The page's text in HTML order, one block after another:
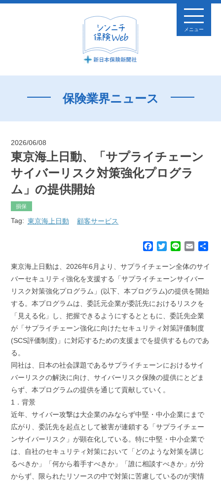
メニュー
保険業界ニュース
2026/06/08
東京海上日動、「サプライチェーン
サイバーリスク対策強化プログラ
ム」の提供開始
損保
Tag: 東京海上日動 顧客サービス
c
e
o
o
k
T
i
e
r
n
e
E
a
i
東京海上日動は、2026年6月より、サプライチェーン全体のサイ
バーセキュリティ強化を支援する「サプライチェーンサイバー
リスク対策強化プログラム」(以下、本プログラム)の提供を開始
する。本プログラムは、委託元企業が委託先におけるリスクを
「見える化」し、把握できるようにするとともに、委託先企業
が「サプライチェーン強化に向けたセキュリティ対策評価制度
(SCS評価制度)」に対応するための支援までを提供するものであ
る。
同社は、日本の社会課題であるサプライチェーンにおけるサイ
バーリスクの解決に向け、サイバーリスク保険の提供にとどま
らず、本プログラムの提供を通じて貢献していく。
1．背景
近年、サイバー攻撃は大企業のみならず中堅・中小企業にまで
広がり、委託先を起点として被害が連鎖する「サプライチェー
ンサイバーリスク」が顕在化している。特に中堅・中小企業で
は、自社のセキュリティ対策において「どのような対策を講じ
るべきか」「何から着手すべきか」「誰に相談すべきか」が分
からず、限られたリソースの中で対策に苦慮しているのが実情